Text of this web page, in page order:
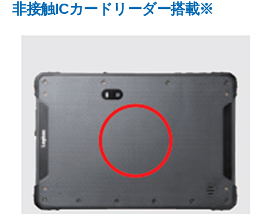
非接触ICカードリーダー搭載※